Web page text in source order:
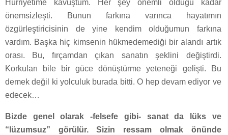
Hürriyetime kavuştum. Her şey önemli olduğu kadar
önemsizleşti. Bunun farkına varınca hayatımın
özgürleştiricisinin de yine kendim olduğumun farkına
vardım. Başka hiç kimsenin hükmedemediği bir alandı artık
orası. Bu, fırçamdan çıkan sanatın şeklini değiştirdi.
Korkuları bile bir güce dönüştürme yeteneği gelişti. Bu
demek değil ki yolculuk burada bitti. O hep devam ediyor ve
edecek…
Bizde genel olarak -felsefe gibi- sanat da lüks ve
“lüzumsuz” görülür. Sizin ressam olmak önünde